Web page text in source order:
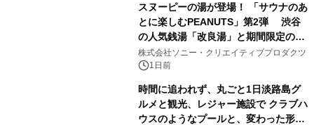
スヌーピーの湯が登場！ 「サウナのあ
とに楽しむPEANUTS」第2弾 渋谷
の人気銭湯「改良湯」と期間限定のコ
ラボレーション サウナイキタイコラ
ボグッズも発売決定！
株式会社ソニー・クリエイティブプロダクツ
1日前
時間に追われず、丸ごと1日淡路島グ
ルメと観光、レジャー施設で クラブハ
ウスのようなプールと、変わった形の